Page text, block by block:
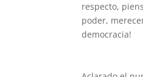
respecto,
poder,
democracia!